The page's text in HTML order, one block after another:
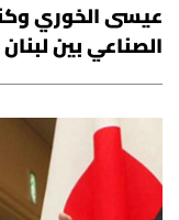
عيسى الخوري
الصناعي بين